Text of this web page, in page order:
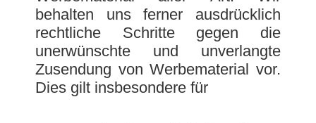
behalten uns ferner ausdrücklich
rechtliche Schritte gegen die
unerwünschte und unverlangte
Zusendung von Werbematerial vor.
Dies gilt insbesondere für